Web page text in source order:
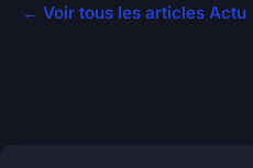
← Voir tous les articles Actu